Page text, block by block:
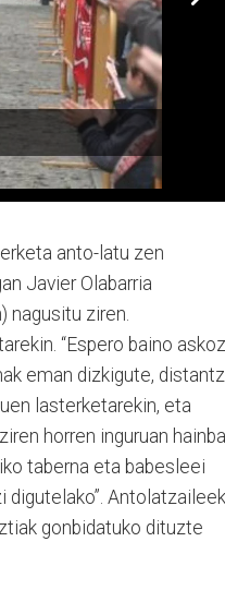
anto-latu zen
Javier Olabarria
nagusitu ziren.
“Espero baino askoz
eman dizkigute,
lasterketarekin, eta
horren inguruan
taberna eta babesleei
Antolatzaileek
gonbidatuko dituzte